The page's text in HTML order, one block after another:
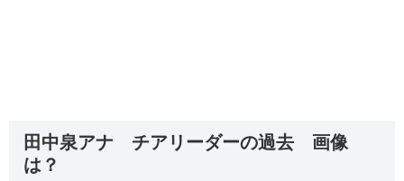
田中泉アナ チアリーダーの過去 画像
は？